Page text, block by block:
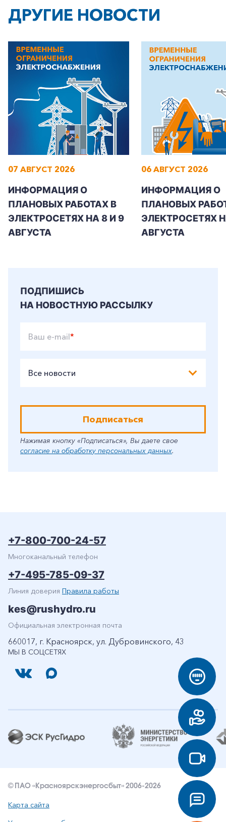
ДРУГИЕ НОВОСТИ
07 АВГУСТ 2026
ИНФОРМАЦИЯ О
ПЛАНОВЫХ РАБОТАХ В
ЭЛЕКТРОСЕТЯХ НА 8 И 9
АВГУСТА
06 АВГУСТ 2026
ИНФОРМАЦИЯ О
ПЛАНОВЫХ
ЭЛЕКТРОСЕТЯХ
АВГУСТА
ПОДПИШИСЬ
НА НОВОСТНУЮ РАССЫЛКУ
Ваш e-mail*
Все новости
Подписаться
Нажимая кнопку «Подписаться», Вы даете свое
согласие на обработку персональных данных.
МЫ В СОЦСЕТЯХ
+7-800-700-24-57
Многоканальный телефон
+7-495-785-09-37
Линия доверия Правила работы
kes@rushydro.ru
Официальная электронная почта
660017, г. Красноярск, ул. Дубровинского, 43
© ПАО «Красноярскэнергосбыт» 2006-2026
Карта сайта